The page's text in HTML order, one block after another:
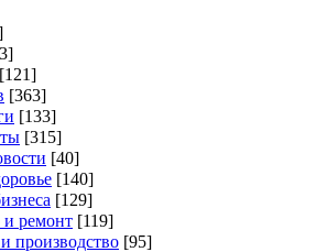
[121]
[363]
[133]
[315]
[40]
[140]
[129]
и ремонт [119]
производство [95]